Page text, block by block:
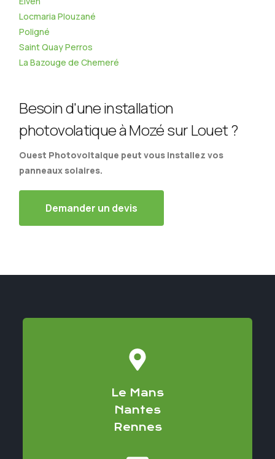
Locmaria Plouzané
Poligné
Saint Quay Perros
La Bazouge de Chemeré
Besoin d'une installation
photovolatique à Mozé sur Louet ?
Ouest Photovoltaique peut vous installez vos
panneaux solaires.
Demander un devis
Le Mans
Nantes
Rennes